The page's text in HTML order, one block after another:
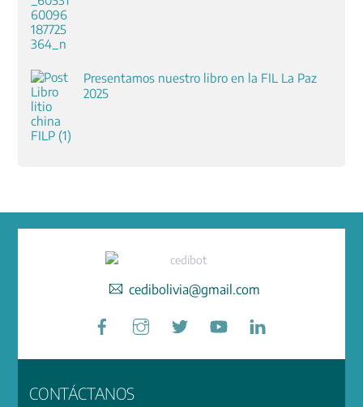
Presentamos nuestro libro en la FIL La Paz
2025
cedibolivia@gmail.com
Facebook
CONTÁCTANOS